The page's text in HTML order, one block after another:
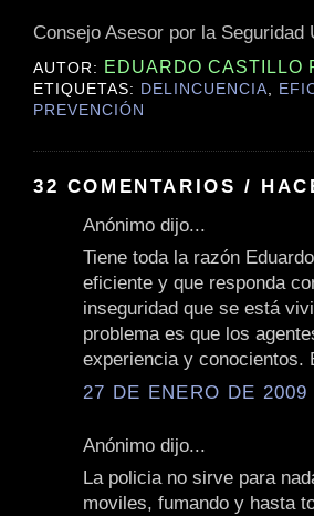
Consejo Asesor por la Seguridad
AUTOR: EDUARDO CASTILLO
ETIQUETAS: DELINCUENCIA,
PREVENCIÓN
32 COMENTARIOS /
Anónimo dijo...
Tiene toda la razón
eficiente y que responda
inseguridad que se está
problema es que los
experiencia y conocientos.
27 DE ENERO DE
Anónimo dijo...
La policia no sirve para
moviles, fumando y hasta